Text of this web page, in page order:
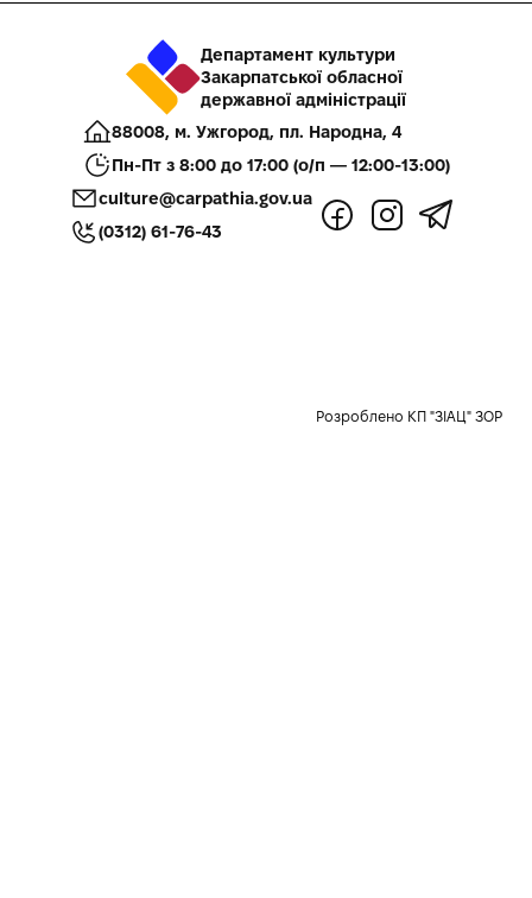
Департамент культури
Закарпатської обласної
державної адміністрації
88008, м. Ужгород, пл. Народна, 4
Пн-Пт з 8:00 до 17:00 (о/п — 12:00-13:00)
culture@carpathia.gov.ua
(0312) 61-76-43
Розроблено КП "ЗІАЦ" ЗОР